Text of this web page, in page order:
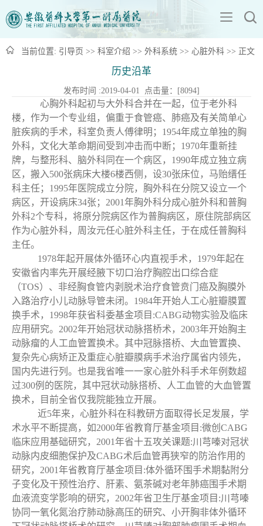
当前位置: 引导页 >> 科室介绍 >> 外科系统 >> 心脏外科 >> 正文
历史沿革
发布时间 :2019-04-01 点击量：[8094]
心胸外科起初与大外科合并在一起，位于老外科
楼，作为一个专业组，偏重于食管癌、肺癌及有关简单心
脏疾病的手术，科室负责人傅律明； 1954年成立单独的胸
外科，文化大革命期间受到冲击而中断；1970年重新挂
牌，与整形科、脑外科同在一个病区，1990年成立独立病
区，搬入500张病床大楼6楼西侧，设30张床位，马贻缙任
科主任；1995年医院成立分院，胸外科在分院又设立一个
病区，开设病床34张；2001年胸外科分成心脏外科和普胸
外科2个专科，将原分院病区作为普胸病区，原住院部病区
作为心脏外科，周汝元任心脏外科主任，于在成任普胸科
主任。
1978年起开展体外循环心内直视手术，1979年起在
安徽省内率先开展经腋下切口治疗胸腔出口综合症
（TOS）、非经胸食管内剥脱术治疗食管贲门癌及胸膜外
入路治疗小儿动脉导管未闭。1984年开始人工心脏瓣膜置
换手术，1998年获省科委基金项目:CABG动物实验及临床
应用研究。2002年开始冠状动脉搭桥术，2003年开始胸主
动脉瘤的人工血管置换术。其中冠脉搭桥、大血管置换、
复杂先心病矫正及重症心脏瓣膜病手术治疗属省内领先，
国内先进行列。也是我省唯一一家心脏外科手术年例数超
过300例的医院，其中冠状动脉搭桥、人工血管的大血管置
换术，目前全省仅我院能独立开展。
近5年来，心脏外科在科教研方面取得长足发展，学
术水平不断提高，如2000年省教育厅基金项目:微创CABG
临床应用基础研究，2001年省十五攻关课题:川芎嗪对冠状
动脉内皮细胞保护及CABG术后血管再狭窄的防治作用的
研究，2001年省教育厅基金项目:体外循环围手术期黏附分
子变化及干预性治疗、肝素、氨茶碱对老年肺癌围手术期
血液流变学影响的研究，2002年省卫生厅基金项目:川芎嗪
协同一氧化氮治疗肺动脉高压的研究、小开胸非体外循环